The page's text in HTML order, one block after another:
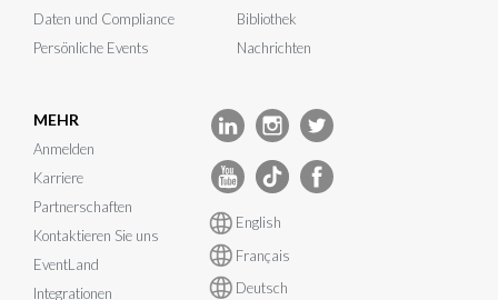
Daten und Compliance
Persönliche Events
Bibliothek
Nachrichten
MEHR
Anmelden
Karriere
Partnerschaften
Kontaktieren Sie uns
EventLand
Integrationen
English
Français
Deutsch